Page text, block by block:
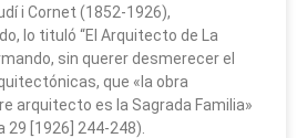
i Cornet (1852-1926),
lo tituló “El Arquitecto de La
sin querer desmerecer el
que «la obra
arquitecto es la Sagrada Familia»
29 [1926] 244-248).